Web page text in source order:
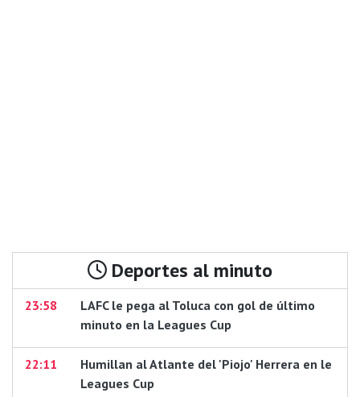
Deportes al minuto
23:58
LAFC le pega al Toluca con gol de último
minuto en la Leagues Cup
22:11
Humillan al Atlante del 'Piojo' Herrera en le
Leagues Cup